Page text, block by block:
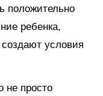
положительно
ребенка,
условия
не просто